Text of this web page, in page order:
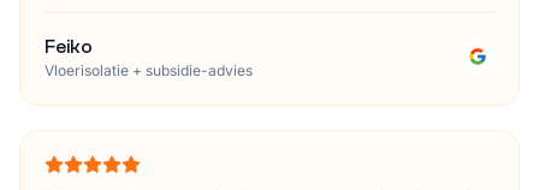
Feiko
Vloerisolatie + subsidie-advies